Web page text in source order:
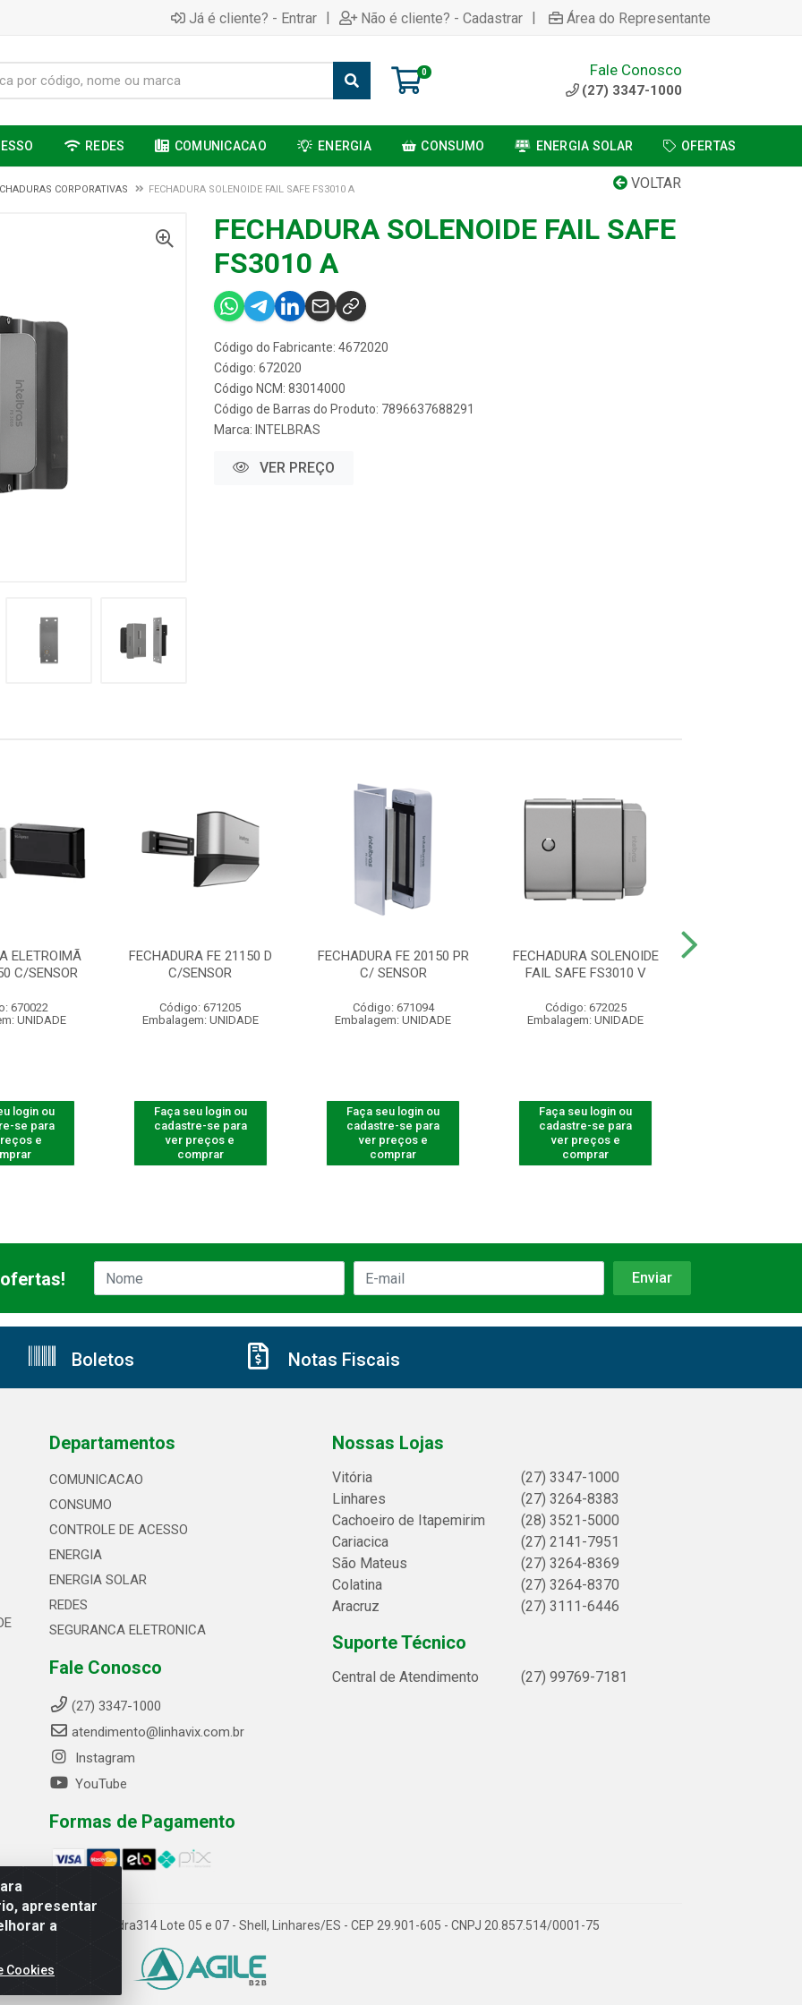
Já é cliente? - Entrar | Não é cliente? - Cadastrar | Área do Representante
0 Fale Conosco
(27) 3347-1000
REDES COMUNICACAO ENERGIA CONSUMO ENERGIA SOLAR OFERTAS
VOLTAR
CORPORATIVAS FECHADURA SOLENOIDE FAIL SAFE FS3010 A
FECHADURA SOLENOIDE FAIL SAFE
FS3010 A
Código do Fabricante: 4672020
Código: 672020
Código NCM: 83014000
Código de Barras do Produto: 7896637688291
Marca: INTELBRAS
VER PREÇO
ELETROIMÃ
C/SENSOR
670022
UNIDADE
login ou
se para
e
FECHADURA FE 21150 D
C/SENSOR
Código: 671205
Embalagem: UNIDADE
Faça seu login ou
cadastre-se para
ver preços e
comprar
FECHADURA FE 20150 PR
C/ SENSOR
Código: 671094
Embalagem: UNIDADE
Faça seu login ou
cadastre-se para
ver preços e
comprar
FECHADURA SOLENOIDE
FAIL SAFE FS3010 V
Código: 672025
Embalagem: UNIDADE
Faça seu login ou
cadastre-se para
ver preços e
comprar
apresentar
a
Cookies
Boletos Notas Fiscais
Departamentos
COMUNICACAO
CONSUMO
CONTROLE DE ACESSO
ENERGIA
ENERGIA SOLAR
REDES
SEGURANCA ELETRONICA
Fale Conosco
(27) 3347-1000
atendimento@linhavix.com.br
Instagram
YouTube
Formas de Pagamento
Nossas Lojas
Vitória
(27) 3347-1000
Linhares
(27) 3264-8383
Cachoeiro de Itapemirim
(28) 3521-5000
Cariacica
(27) 2141-7951
São Mateus
(27) 3264-8369
Colatina
(27) 3264-8370
Aracruz
(27) 3111-6446
Suporte Técnico
Central de Atendimento (27) 99769-7181
Alegre, 2521 - Quadra314 Lote 05 e 07 - Shell, Linhares/ES - CEP 29.901-605 - CNPJ 20.857.514/0001-75